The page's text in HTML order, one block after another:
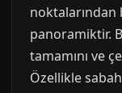
panoramiktir.
tamamını ve
Özellikle